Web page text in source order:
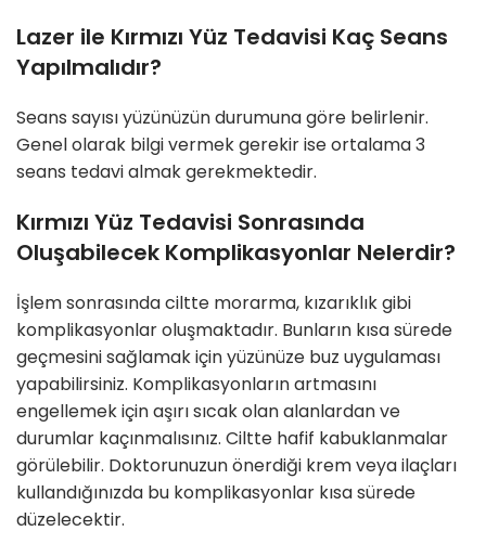
Lazer ile Kırmızı Yüz Tedavisi Kaç Seans
Yapılmalıdır?
Seans sayısı yüzünüzün durumuna göre belirlenir.
Genel olarak bilgi vermek gerekir ise ortalama 3
seans tedavi almak gerekmektedir.
Kırmızı Yüz Tedavisi Sonrasında
Oluşabilecek Komplikasyonlar Nelerdir?
İşlem sonrasında ciltte morarma, kızarıklık gibi
komplikasyonlar oluşmaktadır. Bunların kısa sürede
geçmesini sağlamak için yüzünüze buz uygulaması
yapabilirsiniz. Komplikasyonların artmasını
engellemek için aşırı sıcak olan alanlardan ve
durumlar kaçınmalısınız. Ciltte hafif kabuklanmalar
görülebilir. Doktorunuzun önerdiği krem veya ilaçları
kullandığınızda bu komplikasyonlar kısa sürede
düzelecektir.